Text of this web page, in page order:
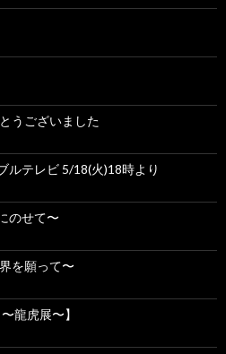
うございました
ルテレビ 5/18(火)18時より
のせて〜
を願って〜
龍虎展〜】